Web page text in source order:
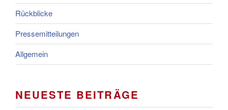
Rückblicke
Pressemitteilungen
Allgemein
NEUESTE BEITRÄGE